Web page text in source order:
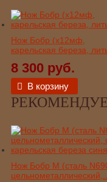
Нож Бобр (х12мф,
карельская береза,
8 300 руб.
В корзину
Нож Бобр М (сталь
цельнометаллический,...